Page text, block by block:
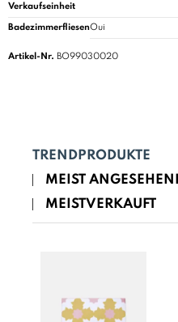
Verkaufseinheit
BadezimmerfliesenOui
Artikel-Nr. BO99030020
TRENDPRODUKTE
MEIST
MEISTVERKAUFT